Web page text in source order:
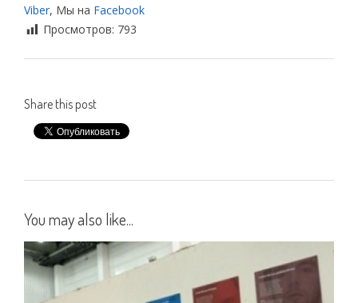
Viber, Мы на Facebook
Просмотров: 793
Share this post
You may also like...